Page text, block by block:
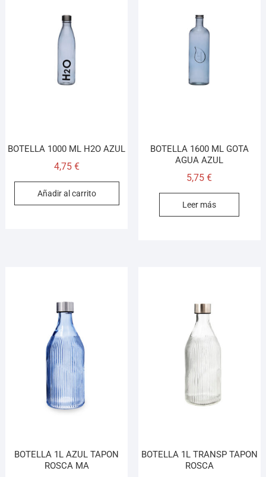
BOTELLA 1000 ML H2O AZUL
4,75 €
Añadir al carrito
BOTELLA 1600 ML GOTA
AGUA AZUL
5,75€
Leer más
BOTELLA 1L AZUL TAPON
ROSCA MA
BOTELLA 1L TRANSP TAPON
ROSCA